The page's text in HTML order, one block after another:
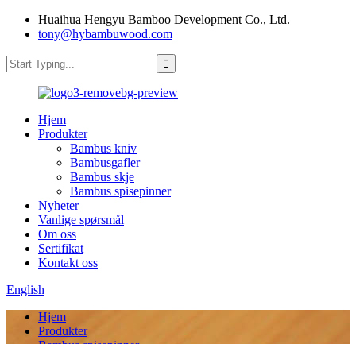
Huaihua Hengyu Bamboo Development Co., Ltd.
tony@hybambuwood.com
Hjem
Produkter
Bambus kniv
Bambusgafler
Bambus skje
Bambus spisepinner
Nyheter
Vanlige spørsmål
Om oss
Sertifikat
Kontakt oss
English
Hjem
Produkter